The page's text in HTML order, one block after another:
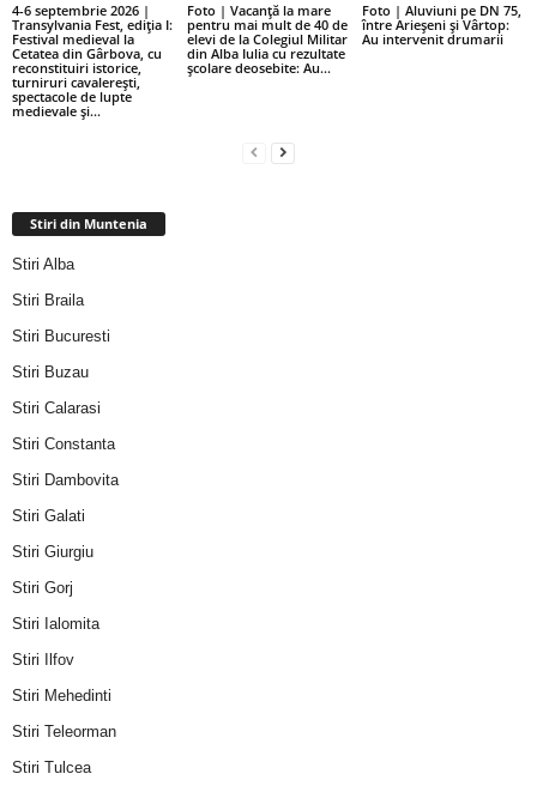
4-6 septembrie 2026 |
Transylvania Fest, ediția I:
Festival medieval la
Cetatea din Gârbova, cu
reconstituiri istorice,
turniruri cavalerești,
spectacole de lupte
medievale și...
Foto | Vacanță la mare
pentru mai mult de 40 de
elevi de la Colegiul Militar
din Alba Iulia cu rezultate
școlare deosebite: Au...
Foto | Aluviuni pe DN 75,
între Arieșeni și Vârtop:
Au intervenit drumarii
Stiri din Muntenia
Stiri Alba
Stiri Braila
Stiri Bucuresti
Stiri Buzau
Stiri Calarasi
Stiri Constanta
Stiri Dambovita
Stiri Galati
Stiri Giurgiu
Stiri Gorj
Stiri Ialomita
Stiri Ilfov
Stiri Mehedinti
Stiri Teleorman
Stiri Tulcea